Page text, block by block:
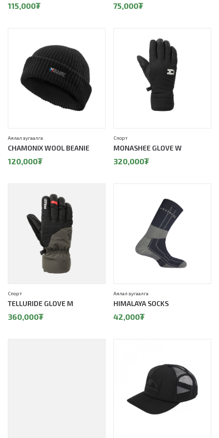
115,000₮ 75,000₮
CHAMONIX WOOL BEANIE
Аялал зугаалга
120,000₮
MONASHEE GLOVE W
Спорт
320,000₮
TELLURIDE GLOVE M
Спорт
360,000₮
HIMALAYA SOCKS
Аялал зугаалга
42,000₮